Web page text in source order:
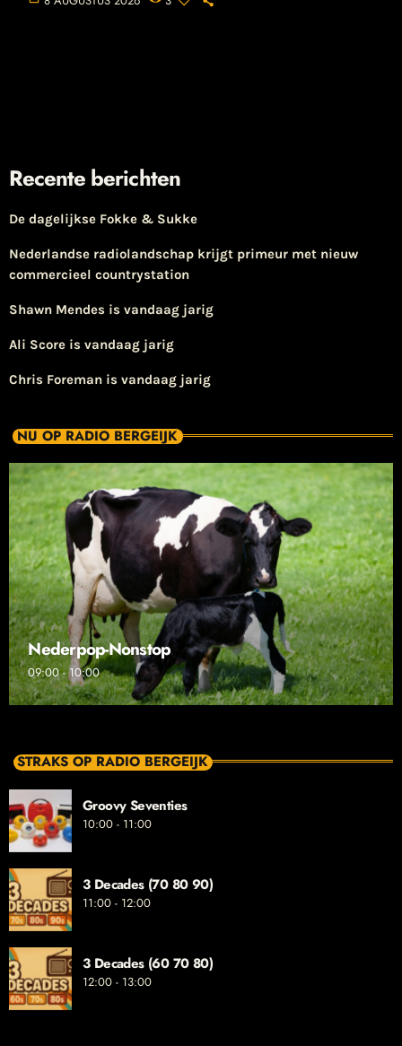
Recente berichten
De dagelijkse Fokke & Sukke
Nederlandse radiolandschap krijgt primeur met nieuw
commercieel countrystation
Shawn Mendes is vandaag jarig
Ali Score is vandaag jarig
Chris Foreman is vandaag jarig
NU OP RADIO BERGEIJK
Nederpop-Nonstop
09:00 - 10:00
STRAKS OP RADIO BERGEIJK
Groovy Seventies
10:00 - 11:00
3 Decades (70 80 90)
11:00 - 12:00
3 Decades (60 70 80)
12:00 - 13:00